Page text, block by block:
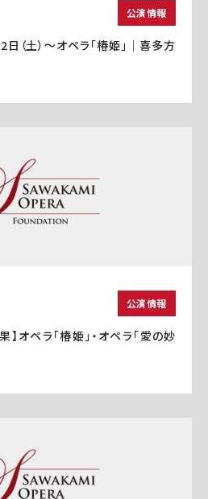
公演情報
（土）～オペラ「椿姫」｜喜多方
公演情報
】オペラ「椿姫」・オペラ「愛の妙